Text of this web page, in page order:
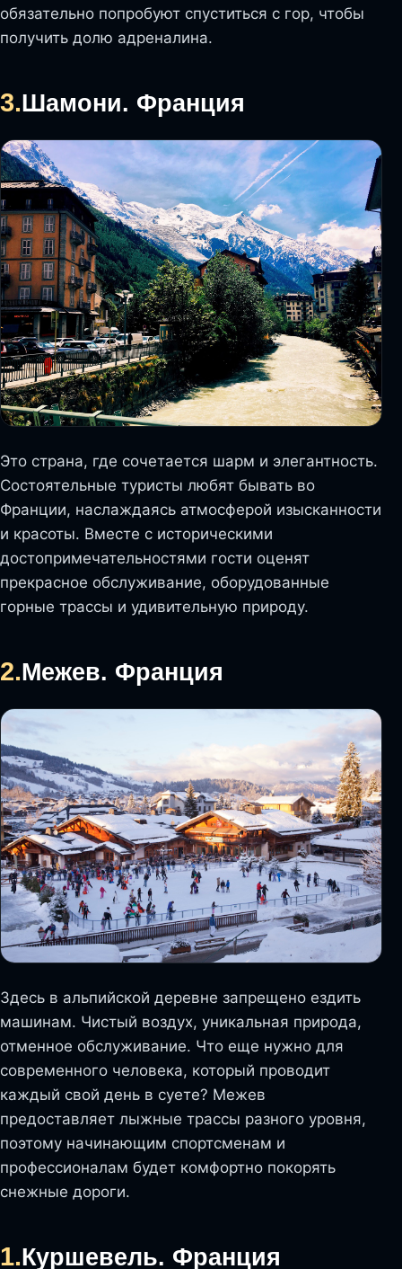
обязательно попробуют спуститься с гор, чтобы
получить долю адреналина.
3.Шамони. Франция
Это страна, где сочетается шарм и элегантность.
Состоятельные туристы любят бывать во
Франции, наслаждаясь атмосферой изысканности
и красоты. Вместе с историческими
достопримечательностями гости оценят
прекрасное обслуживание, оборудованные
горные трассы и удивительную природу.
2.Межев. Франция
Здесь в альпийской деревне запрещено ездить
машинам. Чистый воздух, уникальная природа,
отменное обслуживание. Что еще нужно для
современного человека, который проводит
каждый свой день в суете? Межев
предоставляет лыжные трассы разного уровня,
поэтому начинающим спортсменам и
профессионалам будет комфортно покорять
снежные дороги.
1.Куршевель. Франция